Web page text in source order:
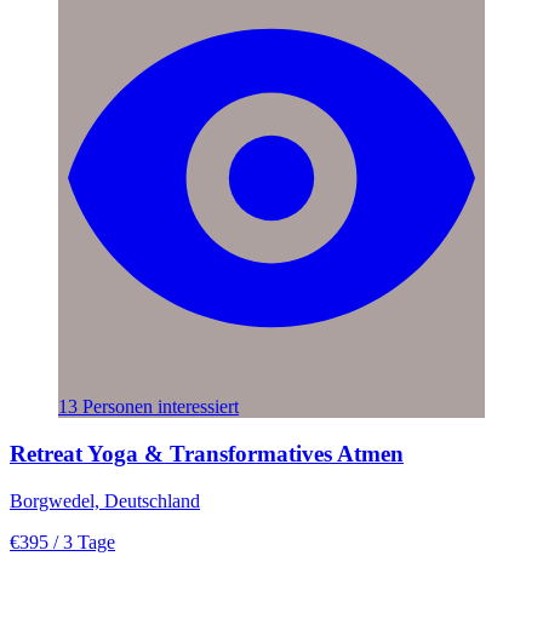
13 Personen interessiert
Retreat Yoga & Transformatives Atmen
Borgwedel, Deutschland
€395 / 3 Tage